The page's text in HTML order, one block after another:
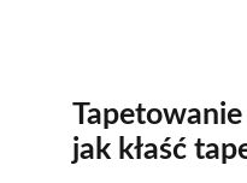
jak kłaść